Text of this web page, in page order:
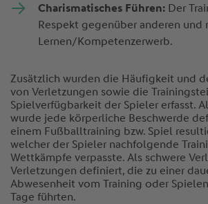
Charismatisches Führen:Der
Respekt gegenüber anderen und
Lernen/Kompetenzerwerb.
Zusätzlich wurden die Häufigkeit und
von Verletzungen sowie die
Spielverfügbarkeit der Spieler erfasst.
wurde jede körperliche Beschwerde
einem Fußballtraining bzw. Spiel
welcher der Spieler nachfolgende
Wettkämpfe verpasste. Als schwere
Verletzungen definiert, die zu einer
Abwesenheit vom Training oder
Tage führten.